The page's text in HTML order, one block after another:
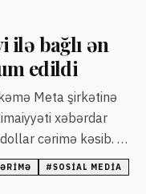
ilə bağlı ən
edildi
Meta şirkətinə
xəbərdar
cərimə kəsib. Bu
uşaq təhlükəsizliyi ilə
#SOSIAL MEDIA